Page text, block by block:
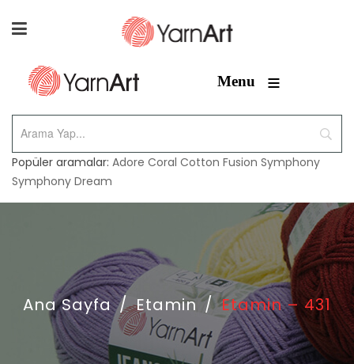
Menu ≡
Popüler aramalar: Adore Coral Cotton Fusion Symphony
Symphony Dream
Ana Sayfa / Etamin / Etamin – 431